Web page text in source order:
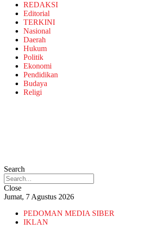
REDAKSI
Editorial
TERKINI
Nasional
Daerah
Hukum
Politik
Ekonomi
Pendidikan
Budaya
Religi
Search
Close
Jumat, 7 Agustus 2026
PEDOMAN MEDIA SIBER
IKLAN